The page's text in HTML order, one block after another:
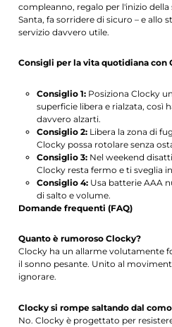
compleanno, regalo per l'inizio della
Santa, fa sorridere di sicuro – e allo
servizio davvero utile.
Consigli per la vita quotidiana con
Consiglio 1:Posiziona Clocky
superficie libera e rialzata, così
davvero alzarti.
Consiglio 2:Libera la zona di
Clocky possa rotolare senza
Consiglio 3:Nel weekend
Clocky resta fermo e ti sveglia
Consiglio 4:Usa batterie AAA
di salto e volume.
Domande frequenti (FAQ)
Quanto è rumoroso Clocky?
Clocky ha un allarme volutamente
il sonno pesante. Unito al
ignorare.
Clocky si rompe saltando dal
No. Clocky è progettato per